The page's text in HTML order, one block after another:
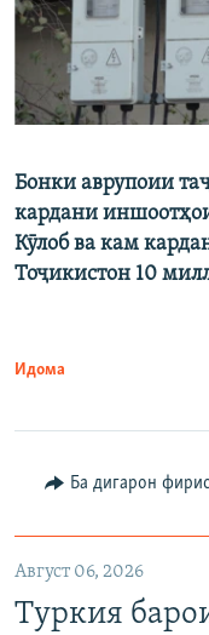
Бонки аврупоии
кардани
Кӯлоб ва кам
Тоҷикистон 10
Идома
Ба дигарон
Август 06, 2026
Туркия